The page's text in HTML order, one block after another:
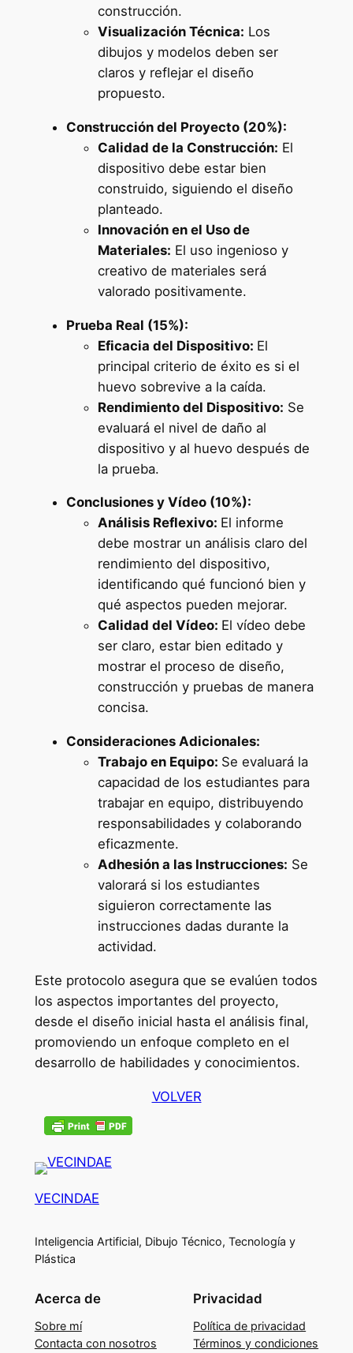
construcción.
Visualización Técnica: Los
dibujos y modelos deben ser
claros y reflejar el diseño
propuesto.
Construcción del Proyecto (20%):
Calidad de la Construcción: El
dispositivo debe estar bien
construido, siguiendo el diseño
planteado.
Innovación en el Uso de
Materiales: El uso ingenioso y
creativo de materiales será
valorado positivamente.
Prueba Real (15%):
Eficacia del Dispositivo: El
principal criterio de éxito es si el
huevo sobrevive a la caída.
Rendimiento del Dispositivo: Se
evaluará el nivel de daño al
dispositivo y al huevo después de
la prueba.
Conclusiones y Vídeo (10%):
Análisis Reflexivo: El informe
debe mostrar un análisis claro del
rendimiento del dispositivo,
identificando qué funcionó bien y
qué aspectos pueden mejorar.
Calidad del Vídeo: El vídeo debe
ser claro, estar bien editado y
mostrar el proceso de diseño,
construcción y pruebas de manera
concisa.
Consideraciones Adicionales:
Trabajo en Equipo: Se evaluará la
capacidad de los estudiantes para
trabajar en equipo, distribuyendo
responsabilidades y colaborando
eficazmente.
Adhesión a las Instrucciones: Se
valorará si los estudiantes
siguieron correctamente las
instrucciones dadas durante la
actividad.
Este protocolo asegura que se evalúen todos
los aspectos importantes del proyecto,
desde el diseño inicial hasta el análisis final,
promoviendo un enfoque completo en el
desarrollo de habilidades y conocimientos.
VOLVER
VECINDAE
Inteligencia Artificial, Dibujo Técnico, Tecnología y
Plástica
Acerca de
Sobre mí
Contacta con nosotros
Privacidad
Política de privacidad
Términos y condiciones